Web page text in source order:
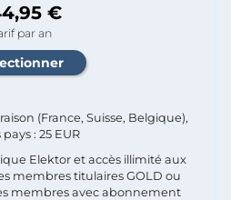
€
par an
(France, Suisse, Belgique),
: 25 EUR
Elektor et accès illimité aux
membres titulaires GOLD ou
membres avec abonnement